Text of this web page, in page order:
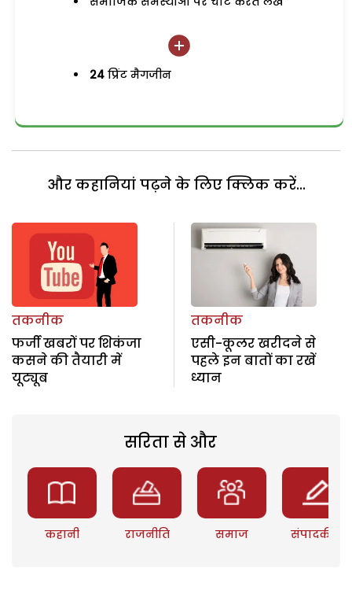
24 प्रिंट मैगजीन
और कहानियां पढ़ने के लिए क्लिक करें...
तकनीक
फर्जी खबरों पर शिकंजा
कसने की तैयारी में
यूट्यूब
तकनीक
एसी-कूलर खरीदने से
पहले इन बातों का रखें
ध्यान
सरिता से और
कहानी राजनीति समाज संपादकीय